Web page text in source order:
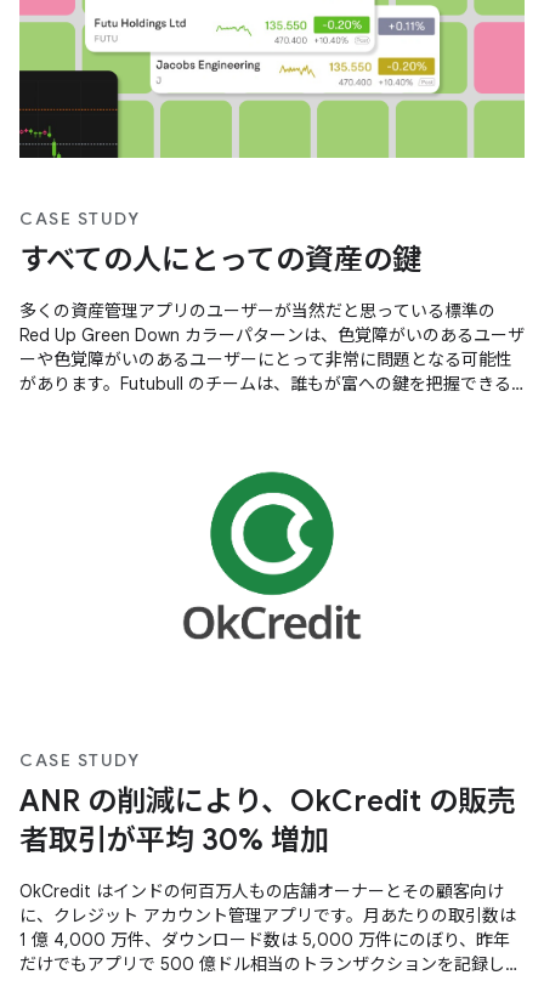
CASE STUDY
すべての人にとっての資産の鍵
多くの資産管理アプリのユーザーが当然だと思っている標準の
Red Up Green Down カラーパターンは、色覚障がいのあるユーザ
ーや色覚障がいのあるユーザーにとって非常に問題となる可能性
があります。Futubull のチームは、誰もが富への鍵を把握できる
CASE STUDY
ANR の削減により、OkCredit の販売
者取引が平均 30% 増加
OkCredit はインドの何百万人もの店舗オーナーとその顧客向け
に、クレジット アカウント管理アプリです。月あたりの取引数は
1 億 4,000 万件、ダウンロード数は 5,000 万件にのぼり、昨年
だけでもアプリで 500 億ドル相当のトランザクションを記録しま